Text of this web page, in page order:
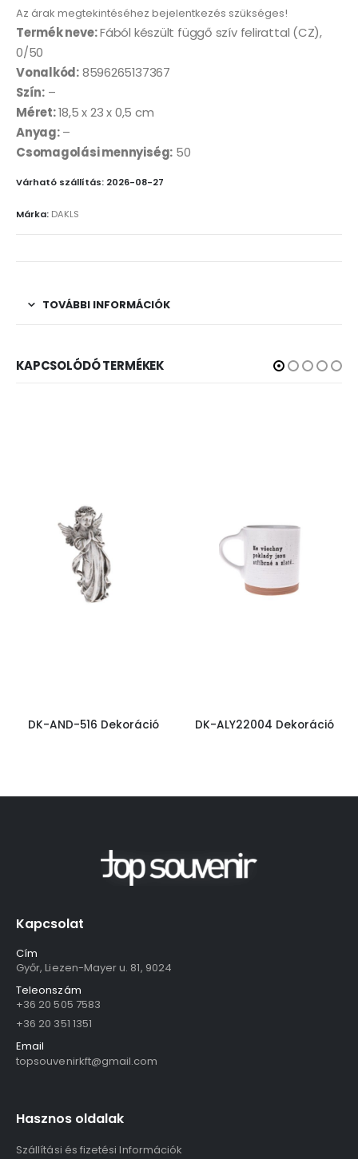
Az árak megtekintéséhez bejelentkezés szükséges!
Termék neve:Fából készült függő szív felirattal (CZ),
0/50
Vonalkód:8596265137367
Szín:–
Méret:18,5 x 23 x 0,5 cm
Anyag:–
Csomagolási mennyiség: 50
Várható szállítás: 2026-08-27
Márka: DAKLS
TOVÁBBI INFORMÁCIÓK
KAPCSOLÓDÓ TERMÉKEK
DK-AND-516 Dekoráció DK-ALY22004 Dekoráció
Kapcsolat
Cím
Győr, Liezen-Mayer u. 81, 9024
Teleonszám
+36 20 505 7583
+36 20 351 1351
Email
topsouvenirkft@gmail.com
Hasznos oldalak
Szállítási és fizetési Információk